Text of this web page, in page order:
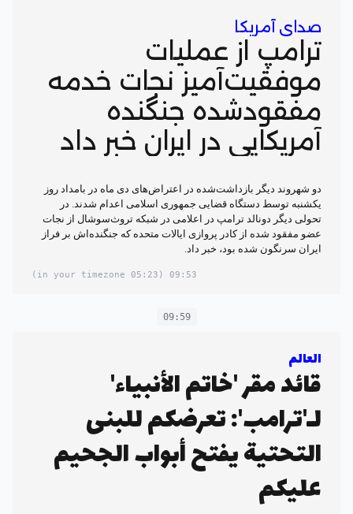
صدای آمریکا
ترامپ از عملیات
موفقیت‌آمیز نجات خدمه
مفقودشده جنگنده
آمریکایی در ایران خبر داد
دو شهروند دیگر بازداشت‌شده در اعتراض‌های دی ماه در بامداد روز
یکشنبه توسط دستگاه قضایی جمهوری اسلامی اعدام شدند. در
تحولی دیگر دونالد ترامپ در اعلامی در شبکه تروث‌سوشال از نجات
عضو مفقود شده از کادر پروازی ایالات متحده که جنگنده‌اش بر فراز
ایران سرنگون شده بود، خبر داد.
09:53
(05:23 in your timezone)
09:59
العالم
قائد مقر 'خاتم الأنبياء'
لـ'ترامب': تعرضكم للبنى
التحتية يفتح أبواب الجحيم
عليكم